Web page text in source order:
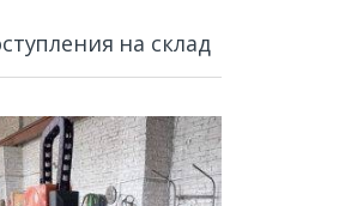
на склад